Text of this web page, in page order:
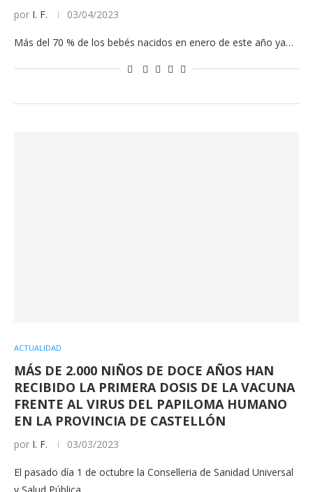
por I. F. 03/04/2023
Más del 70 % de los bebés nacidos en enero de este año ya…
ACTUALIDAD
MÁS DE 2.000 NIÑOS DE DOCE AÑOS HAN
RECIBIDO LA PRIMERA DOSIS DE LA VACUNA
FRENTE AL VIRUS DEL PAPILOMA HUMANO
EN LA PROVINCIA DE CASTELLÓN
por I. F. 03/03/2023
El pasado día 1 de octubre la Conselleria de Sanidad Universal